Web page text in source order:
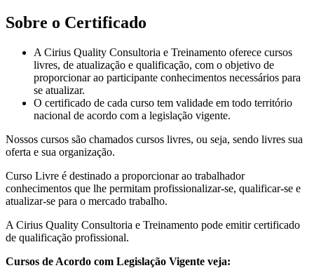
Sobre o Certificado
A Cirius Quality Consultoria e Treinamento oferece cursos
livres, de atualização e qualificação, com o objetivo de
proporcionar ao participante conhecimentos necessários para
se atualizar.
O certificado de cada curso tem validade em todo território
nacional de acordo com a legislação vigente.
Nossos cursos são chamados cursos livres, ou seja, sendo livres sua
oferta e sua organização.
Curso Livre é destinado a proporcionar ao trabalhador
conhecimentos que lhe permitam profissionalizar-se, qualificar-se e
atualizar-se para o mercado trabalho.
A Cirius Quality Consultoria e Treinamento pode emitir certificado
de qualificação profissional.
Cursos de Acordo com Legislação Vigente veja: